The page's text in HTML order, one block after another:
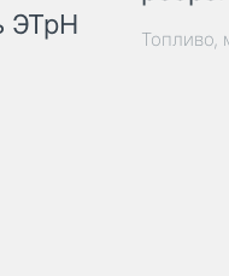
ЭТрН
Топливо,